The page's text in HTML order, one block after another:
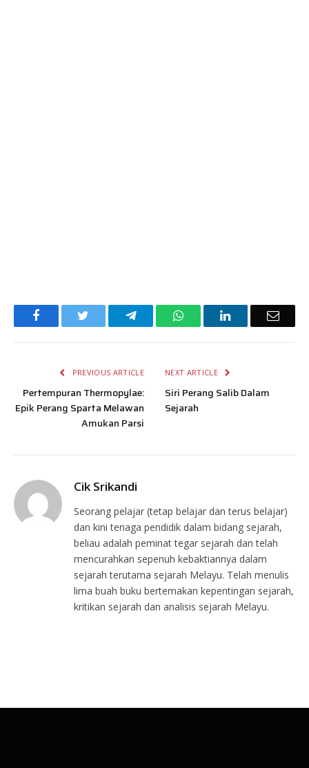
Facebook TelegramWhatsAppLinkedIn Email
PREVIOUS ARTICLE
Pertempuran Thermopylae:
Epik Perang Sparta Melawan
Amukan Parsi
NEXT ARTICLE
Siri Perang Salib Dalam
Sejarah
Cik Srikandi
Seorang pelajar (tetap belajar dan terus belajar)
dan kini tenaga pendidik dalam bidang sejarah,
beliau adalah peminat tegar sejarah dan telah
mencurahkan sepenuh kebaktiannya dalam
sejarah terutama sejarah Melayu. Telah menulis
lima buah buku bertemakan kepentingan sejarah,
kritikan sejarah dan analisis sejarah Melayu.